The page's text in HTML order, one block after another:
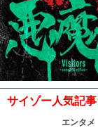
サイゾー人気記
エンタメ